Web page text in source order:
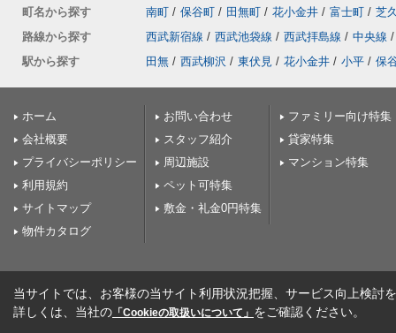
町名から探す
南町 / 保谷町 / 田無町 / 花小金井 / 富士町 / 芝
路線から探す
西武新宿線 / 西武池袋線 / 西武拝島線 / 中央線 /
駅から探す
田無 / 西武柳沢 / 東伏見 / 花小金井 / 小平 / 保
ホーム
会社概要
プライバシーポリシー
利用規約
サイトマップ
物件カタログ
お問い合わせ
スタッフ紹介
周辺施設
ペット可特集
敷金・礼金0円特集
ファミリー向け特集
貸家特集
マンション特集
当サイトでは、お客様の当サイト利用状況把握、サービス向上検討
詳しくは、当社の 「Cookieの取扱いについて」 をご確認ください。